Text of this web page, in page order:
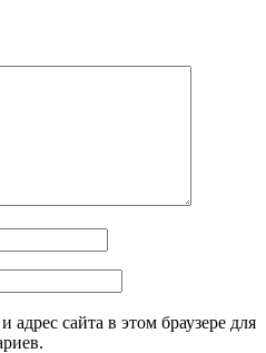
сайта в этом браузере для